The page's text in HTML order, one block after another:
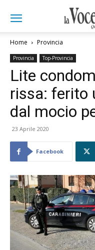
Home Provincia
Provincia Top-Provincia
Lite
rissa: ferito
dal mocio
23 Aprile 2020
Facebook